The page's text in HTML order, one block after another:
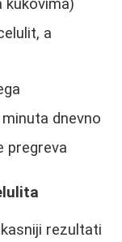
kukovima)
a
dnevno
pregreva
rezultati